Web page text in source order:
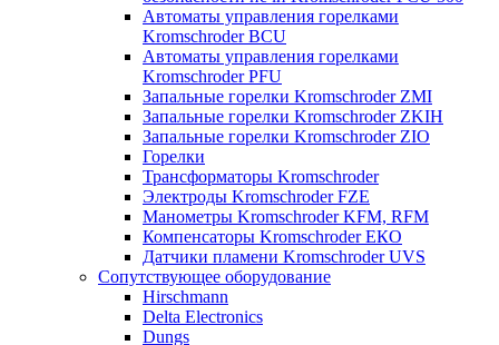
Автоматы управления горелками
Kromschroder BCU
Автоматы управления горелками
Kromschroder PFU
Запальные горелки Kromschroder ZМI
Запальные горелки Kromschroder ZKIH
Запальные горелки Kromschroder ZIO
Горелки
Трансформаторы Kromschroder
Электроды Kromschroder FZE
Манометры Kromschroder KFM, RFM
Компенсаторы Kromschroder ЕКО
Датчики пламени Kromschroder UVS
Сопутствующее оборудование
Hirschmann
Delta Electronics
Dungs